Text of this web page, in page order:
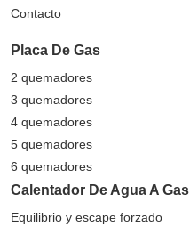
Contacto
Placa De Gas
2 quemadores
3 quemadores
4 quemadores
5 quemadores
6 quemadores
Calentador De Agua A Gas
Equilibrio y escape forzado